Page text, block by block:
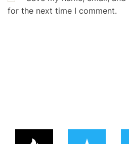
for the next time I comment.
P R